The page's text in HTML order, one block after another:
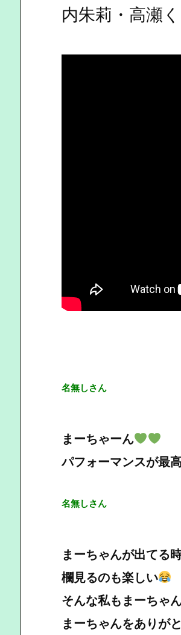
内朱莉・高瀬
名無しさん
まーちゃーん
パフォーマンスが最
名無しさん
まーちゃんが出てる
欄見るのも楽しい
そんな私もまーちゃ
まーちゃんをありが